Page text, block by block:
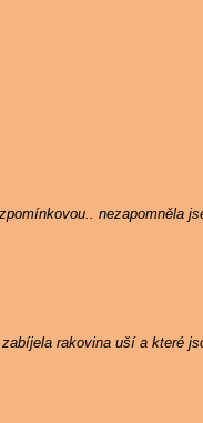
nezapomněla
rakovina uší a které